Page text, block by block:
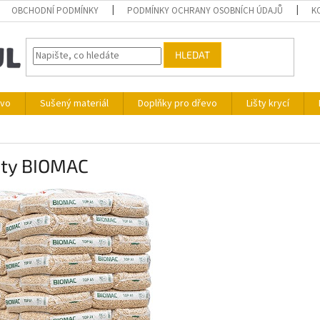
OBCHODNÍ PODMÍNKY PODMÍNKY OCHRANY OSOBNÍCH ÚDAJŮ
HLEDAT
Sušený materiál Doplňky pro dřevo Lišty krycí
BIOMAC